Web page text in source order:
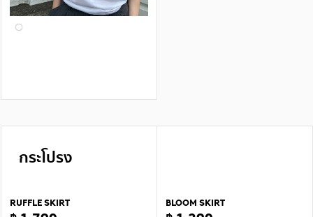
กระโปรง
RUFFLE SKIRT BLOOM SKIRT